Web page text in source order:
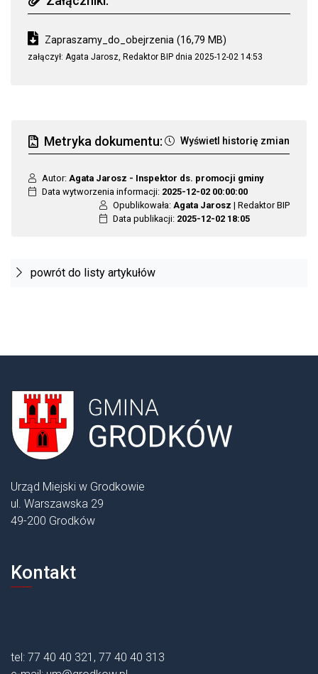
nazwa załącznika
Zapraszamy_do_obejrzenia wielkość załącznika
(16,79 MB)
załączył: Agata Jarosz, Redaktor BIP dnia 2025-12-02 14:53
Metryka dokumentu: Wyświetl historię zmian
Autor: Agata Jarosz - Inspektor ds. promocji gminy
Data wytworzenia informacji: 2025-12-02 00:00:00
Opublikowała: Agata Jarosz | Redaktor BIP
Data publikacji: 2025-12-02 18:05
powrót do listy artykułów
Urząd Miejski w Grodkowie
ul. Warszawska 29
49-200 Grodków
Kontakt
tel: 77 40 40 321, 77 40 40 313